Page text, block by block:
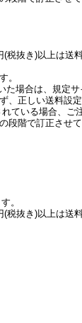
税抜き)以上は送
。
場合は、規定サ
正しい送料設定
いる場合、ご
階で訂正させて
。
税抜き)以上は送